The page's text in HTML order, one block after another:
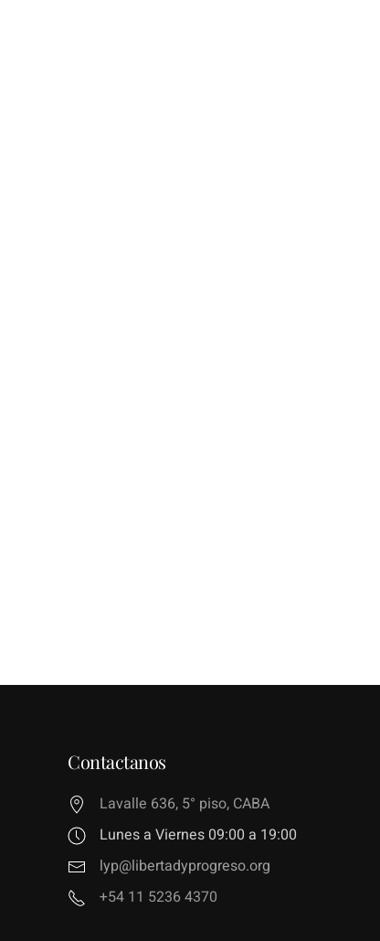
Contactanos
Lavalle 636, 5° piso, CABA
Lunes a Viernes 09:00 a 19:00
lyp@libertadyprogreso.org
+54 11 5236 4370